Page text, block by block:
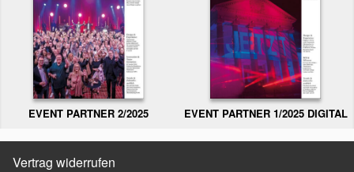
EVENT PARTNER 2/2025 EVENT PARTNER 1/2025 DIGITAL
Vertrag widerrufen